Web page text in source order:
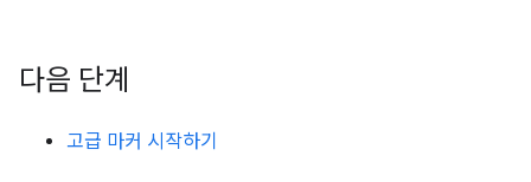
다음 단계
고급 마커 시작하기